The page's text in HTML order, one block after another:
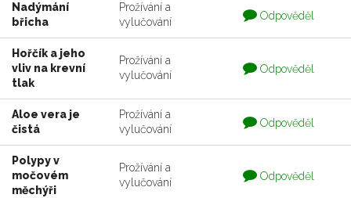
Nadýmání
břicha
Prožívání a
vylučování
Otázka
je
zodpovedaná
Odpověděl
Hořčík a jeho
vliv na krevní
tlak
Prožívání a
vylučování
Otázka
je
Odpověděl
Aloe vera je
čistá
Prožívání a
vylučování
Otázka
je
zodpovedaná
Odpověděl
Polypy v
močovém
měchýři
Prožívání a
vylučování
Otázka
je
Odpověděl